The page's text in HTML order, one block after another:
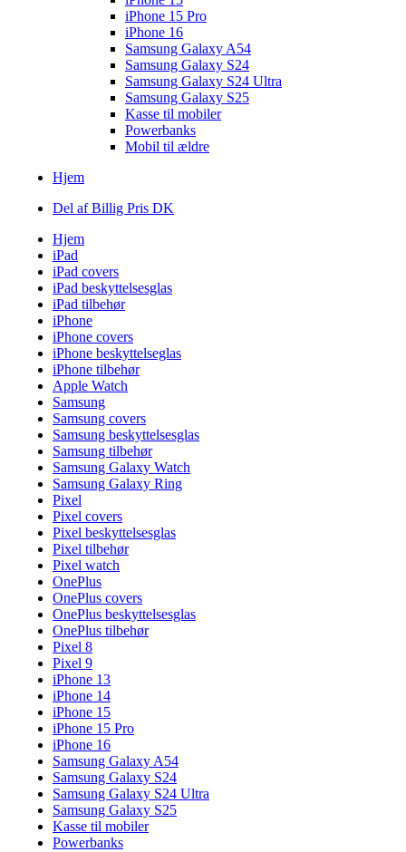
iPhone 15 Pro
iPhone 16
Samsung Galaxy A54
Samsung Galaxy S24
Samsung Galaxy S24 Ultra
Samsung Galaxy S25
Kasse til mobiler
Powerbanks
Mobil til ældre
Hjem
Del af Billig Pris DK
Hjem
iPad
iPad covers
iPad beskyttelsesglas
iPad tilbehør
iPhone
iPhone covers
iPhone beskyttelseglas
iPhone tilbehør
Apple Watch
Samsung
Samsung covers
Samsung beskyttelsesglas
Samsung tilbehør
Samsung Galaxy Watch
Samsung Galaxy Ring
Pixel
Pixel covers
Pixel beskyttelsesglas
Pixel tilbehør
Pixel watch
OnePlus
OnePlus covers
OnePlus beskyttelsesglas
OnePlus tilbehør
Pixel 8
Pixel 9
iPhone 13
iPhone 14
iPhone 15
iPhone 15 Pro
iPhone 16
Samsung Galaxy A54
Samsung Galaxy S24
Samsung Galaxy S24 Ultra
Samsung Galaxy S25
Kasse til mobiler
Powerbanks